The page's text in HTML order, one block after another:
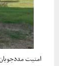
امنیت